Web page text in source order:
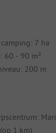
7 ha
60 - 90 m²
200 m
1 km)